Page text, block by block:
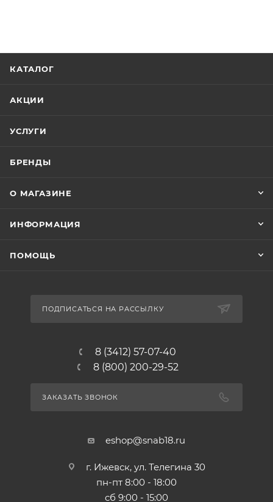
КАТАЛОГ
АКЦИИ
УСЛУГИ
БРЕНДЫ
О МАГАЗИНЕ
ИНФОРМАЦИЯ
ПОМОЩЬ
ПОДПИСАТЬСЯ НА РАССЫЛКУ
8 (3412) 57-07-40
8 (800) 200-29-52
ЗАКАЗАТЬ ЗВОНОК
eshop@snab18.ru
г. Ижевск, ул. Телегина 30
пн-пт 8:00 - 18:00
сб 9:00 - 15:00